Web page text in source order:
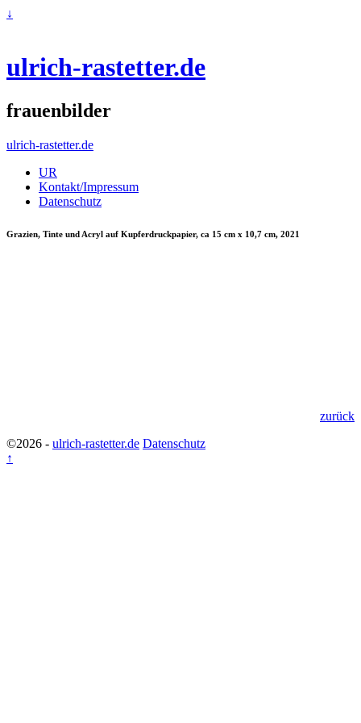
↓
ulrich-rastetter.de
frauenbilder
ulrich-rastetter.de
UR
Kontakt/Impressum
Datenschutz
Grazien, Tinte und Acryl auf Kupferdruckpapier, ca 15 cm x 10,7 cm, 2021
zurück
©2026 - ulrich-rastetter.de Datenschutz
↑